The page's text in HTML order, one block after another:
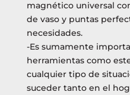
magnético universal
de vaso y puntas
necesidades.
-Es sumamente
herramientas como
cualquier tipo de
suceder tanto en el